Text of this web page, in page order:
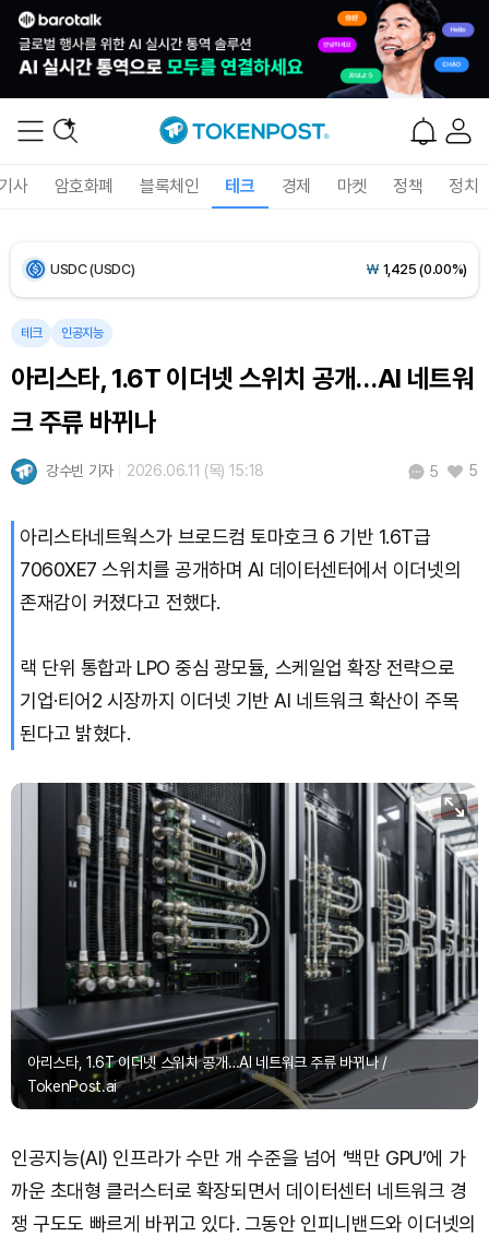
사 암호화폐 블록체인 테크 경제 마켓 정책 정치
Ethereum (ETH) ₩2,725,597(+0.10%)
XRP (XRP) ₩1,454 (-1.97%)
Solana (SOL)
TRON (TRX) 466.1(+0.12%)
Hyperliquid (HYPE)
Bitcoin (BTC) ₩92,344,644 (+0.49%)
테크 인공지능
아리스타, 1.6T 이더넷 스위치 공개…AI 네트워
크 주류 바뀌나
강수빈 기자 2026.06.11 (목) 15:18 5 5
아리스타네트웍스가 브로드컴 토마호크 6 기반 1.6T급
7060XE7 스위치를 공개하며 AI 데이터센터에서 이더넷의
존재감이 커졌다고 전했다.
랙 단위 통합과 LPO 중심 광모듈, 스케일업 확장 전략으로
기업·티어2 시장까지 이더넷 기반 AI 네트워크 확산이 주목
된다고 밝혔다.
아리스타, 1.6T 이더넷 스위치 공개…AI 네트워크 주류 바뀌나 /
TokenPost.ai
인공지능(AI) 인프라가 수만 개 수준을 넘어 ‘백만 GPU’에 가
까운 초대형 클러스터로 확장되면서 데이터센터 네트워크 경
쟁 구도도 빠르게 바뀌고 있다. 그동안 인피니밴드와 이더넷의